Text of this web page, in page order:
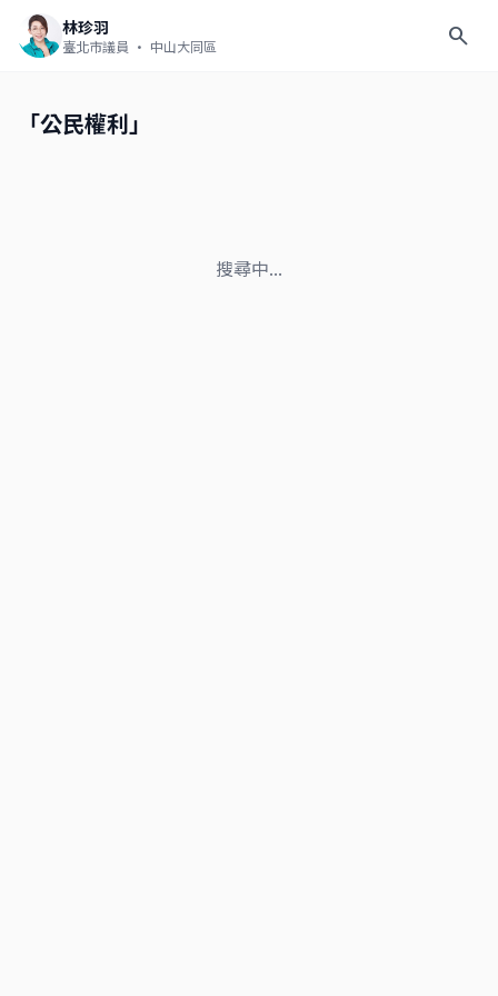
林珍羽
臺北市議員 · 中山大同區 search
「公民權利」
搜尋中...